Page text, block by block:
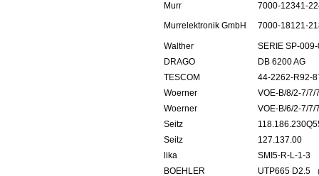
Murr
7000-12341-
Murrelektronik GmbH
7000-18121-
Walther
SERIE SP-
DRAGO
DB 6200 AG
TESCOM
44-2262-R92-
Woerner
VOE-B/8/2-7/7/
Woerner
VOE-B/6/2-7/7/
Seitz
Seitz
127.137.00
lika
SMI5-R-L-1-3
BOEHLER
UTP665 D2.5